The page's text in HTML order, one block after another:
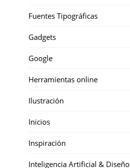
Fuentes Tipográficas
Gadgets
Google
Herramientas online
Ilustración
Inicios
Inspiración
Inteligencia Artificial & Diseño